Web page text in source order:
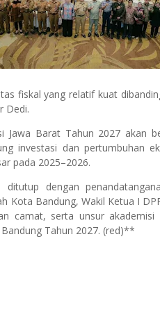
fiskal yang relatif kuat
Dedi.
Jawa Barat Tahun 2027 akan
investasi dan pertumbuhan
pada 2025–2026.
dengan
Kota Bandung, Wakil Ketua I
camat, serta unsur
Tahun 2027. (red)**